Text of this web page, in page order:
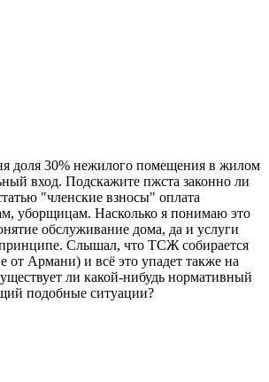
доля 30% нежилого помещения в жилом
вход. Подскажите пжста законно ли
"членские взносы" оплата
уборщицам. Насколько я понимаю это
обслуживание дома, да и услуги
Слышал, что ТСЖ собирается
от Армани) и всё это упадет также на
ли какой-нибудь нормативный
подобные ситуации?